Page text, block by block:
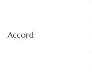
Accord